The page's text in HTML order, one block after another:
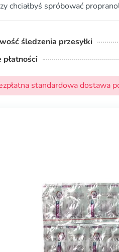
chciałbyś spróbować
śledzenia przesyłki
płatności
standardowa dostawa